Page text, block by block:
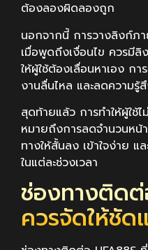
ต้องลองผิดลองถูก
นอกจากนี้ การวางลิงก์ภ
เมื่อพูดถึงเงื่อนไข ควรมี
ให้ผู้ใช้ต้องเลื่อนหาเอง กา
งานลื่นไหล และลดความรู้
สุดท้ายแล้ว การทำให้ผู้ใช้
หมายถึงการลดจำนวนหน้
ทางให้สั้นลง เข้าใจง่าย
ในแต่ละช่วงเวลา
ช่องทางติด
ควรจัดให้ชัด